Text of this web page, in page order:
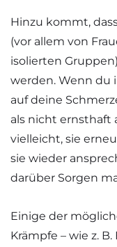
Hinzu kommt,
(vor allem von
isolierten
werden. Wenn du
auf deine
als nicht ernsthaft
vielleicht, sie
sie wieder
darüber Sorgen
Einige der
Krämpfe – wie z.